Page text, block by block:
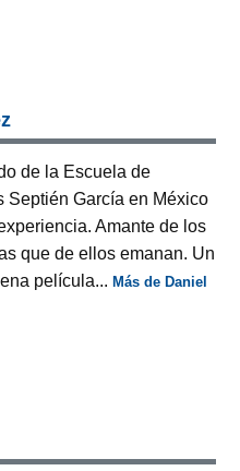
de la Escuela de
Septién García en México
Amante de los
que de ellos emanan. Un
película...Más de Daniel